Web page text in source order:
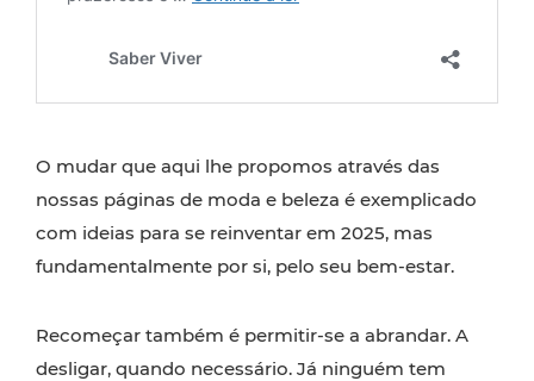
O mudar que aqui lhe propomos através das
nossas páginas de moda e beleza é exemplicado
com ideias para se reinventar em 2025, mas
fundamentalmente por si, pelo seu bem-estar.
Recomeçar também é permitir-se a abrandar. A
desligar, quando necessário. Já ninguém tem